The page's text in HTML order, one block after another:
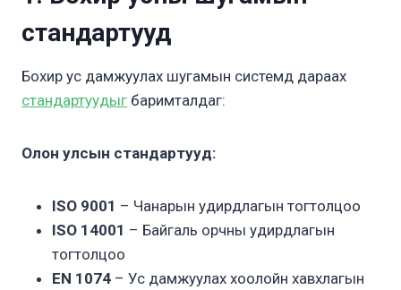
стандартууд
Бохир ус дамжуулах шугамын системд дараах
стандартуудыг баримталдаг:
Олон улсын стандартууд:
ISO 9001 – Чанарын удирдлагын тогтолцоо
ISO 14001 – Байгаль орчны удирдлагын
тогтолцоо
EN 1074 – Ус дамжуулах хоолойн хавхлагын